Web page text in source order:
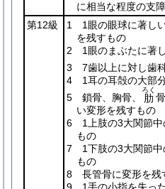
に相当な程度の支
第12級
1 1眼の眼球に著し
を残すもの
2 1眼のまぶたに著
3 7歯以上に対し歯
4 1耳の耳殻の大部
5 鎖骨、胸骨、
肋
ろく
い変形を残すもの
6 1上肢の3大関節中
もの
7 1下肢の3大関節中
もの
8 長管骨に変形を残